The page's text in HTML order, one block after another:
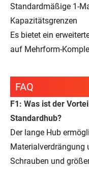
Standardmäßige 1-
Kapazitätsgrenzen
Es bietet ein
auf Mehrform-
FAQ
F1: Was ist der
Standardhub?
Der lange Hub
Materialverdrängung
Schrauben und